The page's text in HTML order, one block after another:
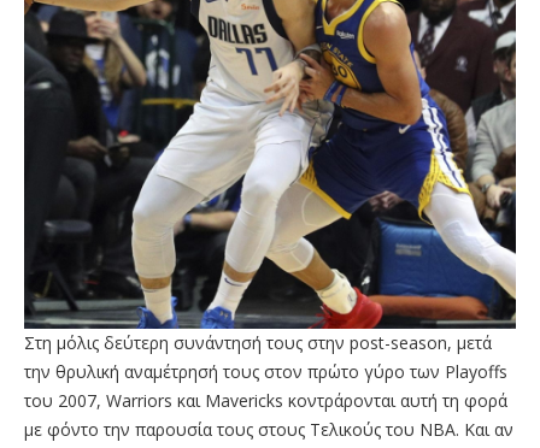
Στη μόλις δεύτερη συνάντησή τους στην post-season, μετά
την θρυλική αναμέτρησή τους στον πρώτο γύρο των Playoffs
του 2007, Warriors και Mavericks κοντράρονται αυτή τη φορά
με φόντο την παρουσία τους στους Τελικούς του NBA. Και αν